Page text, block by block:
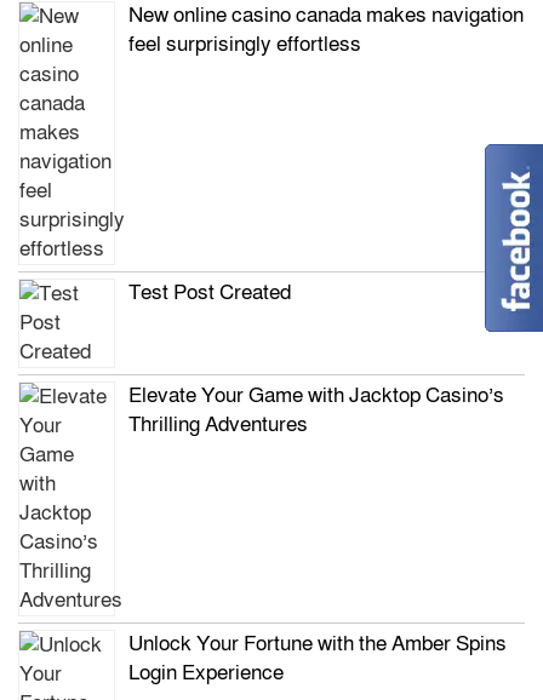
New online casino canada makes navigation
feel surprisingly effortless
Test Post Created
Elevate Your Game with Jacktop Casino’s
Thrilling Adventures
Unlock Your Fortune with the Amber Spins
Login Experience